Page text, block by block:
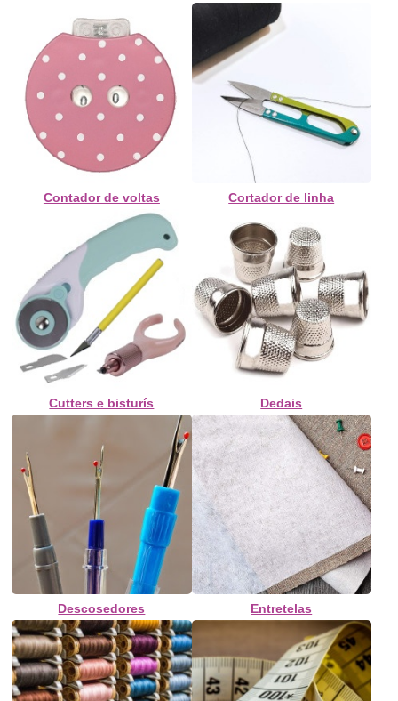
Contador de voltas Cortador de linha
Cutters e bisturís Dedais
Descosedores Entretelas